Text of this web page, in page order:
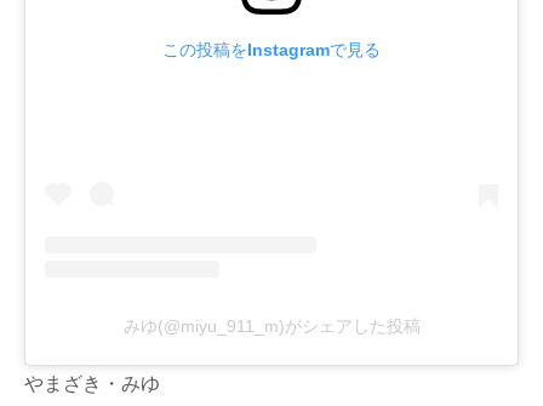
この投稿をInstagramで見る
みゆ(@miyu_911_m)がシェアした投稿
やまざき・みゆ